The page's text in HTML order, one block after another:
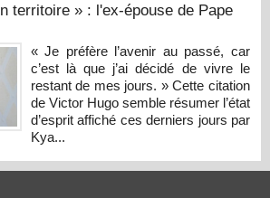
territoire » : l'ex-épouse de Pape
« Je préfère l’avenir au passé, car
c’est là que j’ai décidé de vivre le
restant de mes jours. » Cette citation
de Victor Hugo semble résumer l’état
d’esprit affiché ces derniers jours par
Kya...